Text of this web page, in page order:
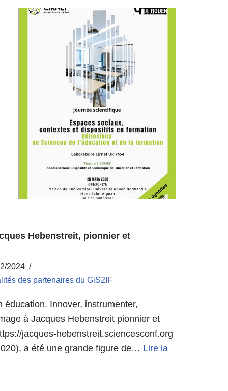
Hebenstreit, pionnier et
2024
des partenaires du GiS2IF
Innover, instrumenter,
à Jacques Hebenstreit pionnier et
jacques-hebenstreit.sciencesconf.org
a été une grande figure de… Lire la